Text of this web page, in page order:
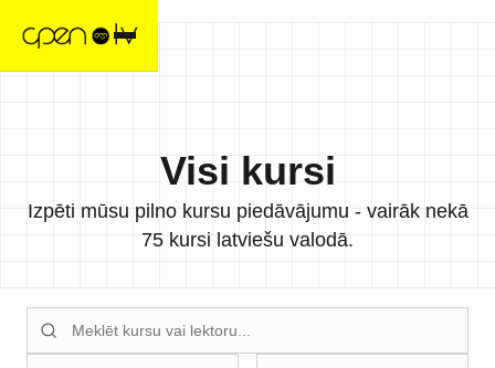
Visi kursi
Izpēti mūsu pilno kursu piedāvājumu - vairāk nekā
75 kursi latviešu valodā.